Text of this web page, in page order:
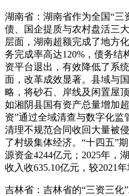
湖南省：湖南省作为全国“三
债、国企提质与农村盘活三
层面，湖南超额完成了地方
务完成率高达120%，债务结
资平台退出，有效降低了系
面，改革成效显著。县域与
略，将砂石、岸线及闲置屋
如湘阴县国有资产总量增加
资”通过全域清查与数字化监
清理不规范合同收回大量被
了村级集体经济。“十四五”
源资金4244亿元；2025年，
收入收635.10亿元，较2021年
吉林省：吉林省的“三资三化